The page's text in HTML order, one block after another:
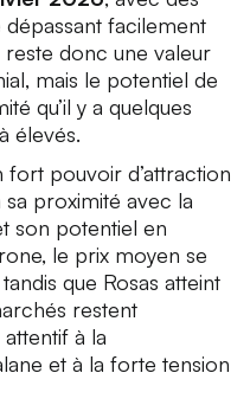
facilement
donc une valeur
mais le potentiel de
qu’il y a quelques
élevés.
fort pouvoir d’attraction
proximité avec la
son potentiel en
le prix moyen se
tandis que Rosas atteint
restent
à la
et à la forte tension